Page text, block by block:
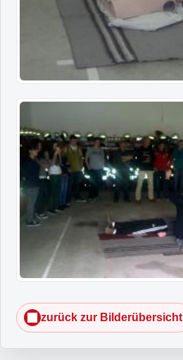
zurück zur Bilderübersicht